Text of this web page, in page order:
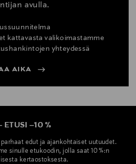
avulla.
kattavasta valikoimastamme
yhteydessä
AIKA
ETUSI –10 %
edut ja ajankohtaiset uutuudet.
sinulle etukoodin, jolla saat 10 %:n
kertaostoksesta.